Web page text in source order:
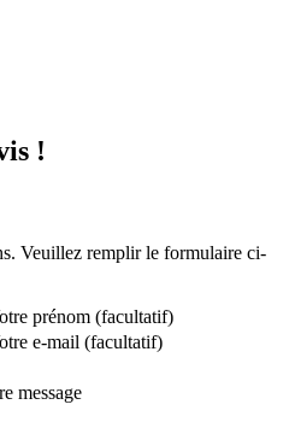
!
Veuillez remplir le formulaire ci-
prénom (facultatif)
e-mail (facultatif)
message